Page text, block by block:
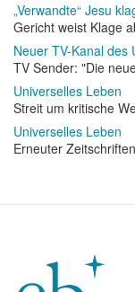
„Verwandte“ Jesu
Gericht weist Klage
Neuer TV-Kanal des
TV Sender: "Die
Universelles Leben
Streit um kritische
Universelles Leben
Erneuter